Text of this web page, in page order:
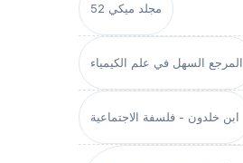
مجلد ميكي 52
المرجع السهل في علم الكيمياء
ابن خلدون - فلسفة الاجتماعية